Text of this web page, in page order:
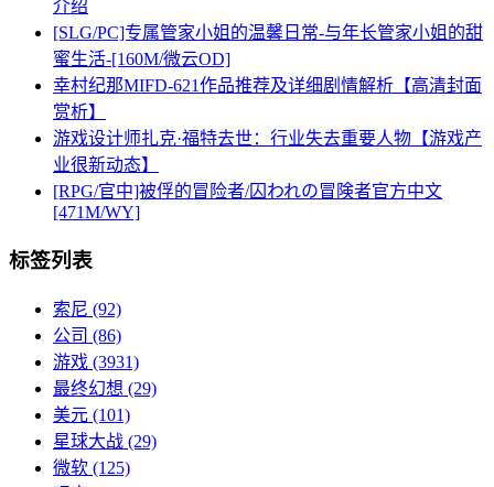
介绍
[SLG/PC]专属管家小姐的温馨日常-与年长管家小姐的甜
蜜生活-[160M/微云OD]
幸村纪那MIFD-621作品推荐及详细剧情解析【高清封面
赏析】
游戏设计师扎克·福特去世：行业失去重要人物【游戏产
业很新动态】
[RPG/官中]被俘的冒险者/囚われの冒険者官方中文
[471M/WY]
标签列表
索尼 (92)
公司 (86)
游戏 (3931)
最终幻想 (29)
美元 (101)
星球大战 (29)
微软 (125)